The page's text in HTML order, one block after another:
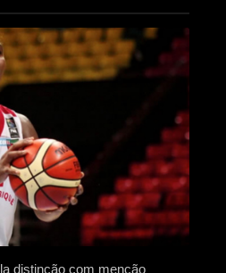
distinção com menção